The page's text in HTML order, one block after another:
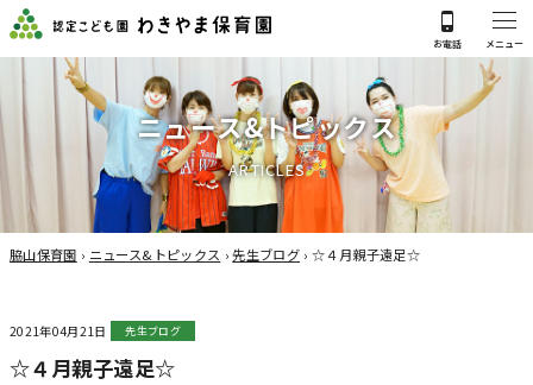
ニュース&トピックス
ARTICLES
脇山保育園 › ニュース&トピックス ›先生ブログ ›☆４月親子遠足☆
2021年04月21日 先生ブログ
☆４月親子遠足☆